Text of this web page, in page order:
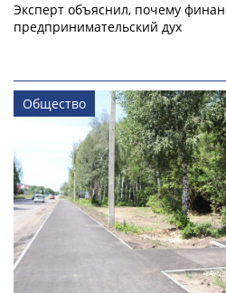
Эксперт объяснил, почему
предпринимательский дух
Общество